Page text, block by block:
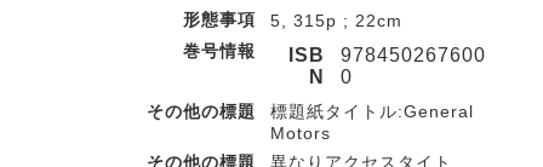
形態事項
5, 315p ; 22cm
巻号情報
ISB
N
978450267600
0
その他の標題
標題紙タイトル:General
Motors
その他の標題
異なりアクセスタイト